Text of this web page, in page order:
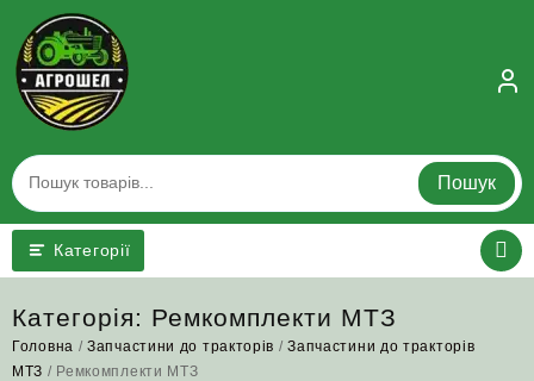
content
Пошук
Категорії
Категорія: Ремкомплекти МТЗ
Головна /Запчастини до тракторів /Запчастини до тракторів
МТЗ / Ремкомплекти МТЗ